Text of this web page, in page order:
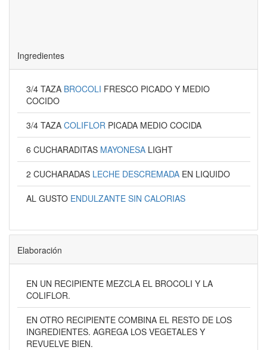
Ingredientes
3/4 TAZA BROCOLI FRESCO PICADO Y MEDIO
COCIDO
3/4 TAZA COLIFLOR PICADA MEDIO COCIDA
6 CUCHARADITAS MAYONESA LIGHT
2 CUCHARADAS LECHE DESCREMADA EN LIQUIDO
AL GUSTO ENDULZANTE SIN CALORIAS
Elaboración
EN UN RECIPIENTE MEZCLA EL BROCOLI Y LA
COLIFLOR.
EN OTRO RECIPIENTE COMBINA EL RESTO DE LOS
INGREDIENTES. AGREGA LOS VEGETALES Y
REVUELVE BIEN.